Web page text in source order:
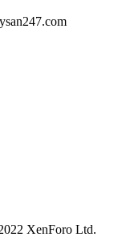
XenForo Ltd.